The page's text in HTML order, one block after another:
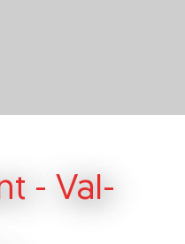
- Val-